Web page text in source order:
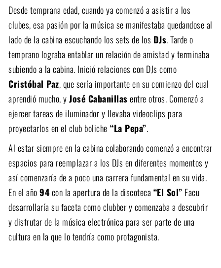
Desde temprana edad, cuando ya comenzó a asistir a los
clubes, esa pasión por la música se manifestaba quedandose al
lado de la cabina escuchando los sets de los DJs. Tarde o
temprano lograba entablar un relación de amistad y terminaba
subiendo a la cabina. Inició relaciones con DJs como
Cristóbal Paz, que sería importante en su comienzo del cual
aprendió mucho, yJosé Cabanillasentre otros. Comenzó a
ejercer tareas de iluminador y llevaba videoclips para
proyectarlos en el club boliche “La Pepa”.
Al estar siempre en la cabina colaborando comenzó a encontrar
espacios para reemplazar a los DJs en diferentes momentos y
así comenzaría de a poco una carrera fundamental en su vida.
En el año94con la apertura de la discoteca “El Sol” Facu
desarrollaría su faceta como clubber y comenzaba a descubrir
y disfrutar de la música electrónica para ser parte de una
cultura en la que lo tendría como protagonista.